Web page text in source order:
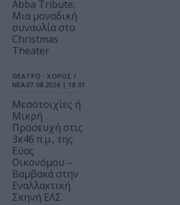
Abba Tribute:
Μια μοναδική
συναυλία στο
Christmas
Theater
ΘΕΑΤΡΟ - ΧΟΡΟΣ /
ΝΕΑ 07.08.2026 | 18.01
Μεσοτοιχίες ή
Μικρή
Προσευχή στις
3κ46 π.μ., της
Εύας
Οικονόμου –
Βαμβακά στην
Εναλλακτική
Σκηνή ΕΛΣ